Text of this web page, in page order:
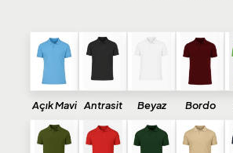
Açık Mavi Antrasit Beyaz Bordo